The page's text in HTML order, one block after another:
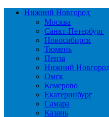
Нижний Новгород
Москва
Санкт-Петербург
Новосибирск
Тюмень
Пенза
Нижний
Омск
Кемерово
Екатеринбург
Самара
Казань